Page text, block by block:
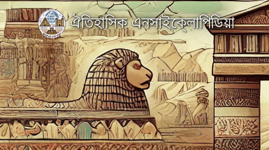
ঐতিহাসিক এনসাইক্লোপিডিয়া